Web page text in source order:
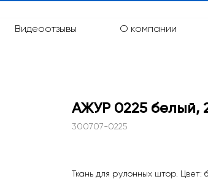
Видеоотзывы О компании
АЖУР 0225 белый,
300707-0225
Ткань для рулонных штор.